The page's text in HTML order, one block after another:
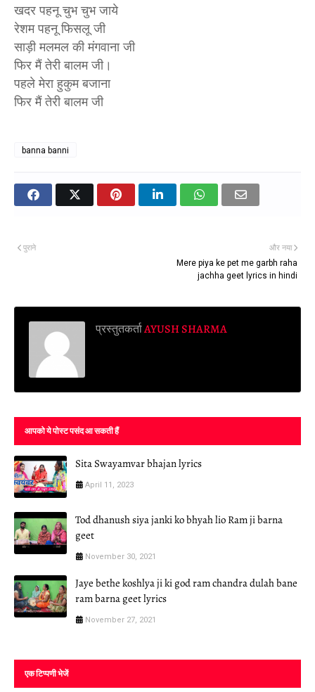
खदर पहनू चुभ चुभ जाये
रेशम पहनू फिसलू जी
साड़ी मलमल की मंगवाना जी
फिर मैं तेरी बालम जी।
पहले मेरा हुकुम बजाना
फिर मैं तेरी बालम जी
banna banni
और नया
Mere piya ke pet me garbh raha
jachha geet lyrics in hindi
पुराने
प्रस्तुतकर्ताAYUSH SHARMA
आपको ये पोस्ट पसंद आ सकती हैं
Sita Swayamvar bhajan lyrics
April 11, 2023
Tod dhanush siya janki ko bhyah lio Ram ji barna
geet
November 30, 2021
Jaye bethe koshlya ji ki god ram chandra dulah bane
ram barna geet lyrics
November 27, 2021
एक टिप्पणी भेजें